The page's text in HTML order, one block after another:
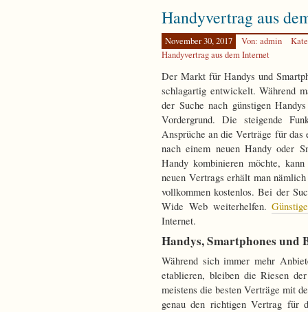
Handyvertrag aus
November 30, 2017 Von: admin
Handyvertrag aus dem Internet
Der Markt für Handys und
schlagartig entwickelt. Während
der Suche nach günstigen
Vordergrund. Die steigende
Ansprüche an die Verträge für das
nach einem neuen Handy oder
Handy kombinieren möchte,
neuen Vertrags erhält man
vollkommen kostenlos. Bei der
Wide Web weiterhelfen.
Internet.
Handys, Smartphones und
Während sich immer mehr
etablieren, bleiben die Riesen
meistens die besten Verträge mit
genau den richtigen Vertrag für